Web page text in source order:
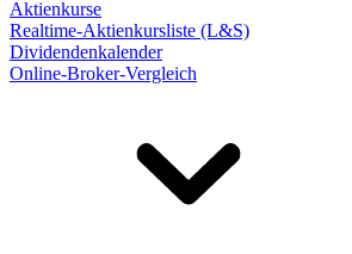
Aktienkurse
Realtime-Aktienkursliste (L&S)
Dividendenkalender
Online-Broker-Vergleich